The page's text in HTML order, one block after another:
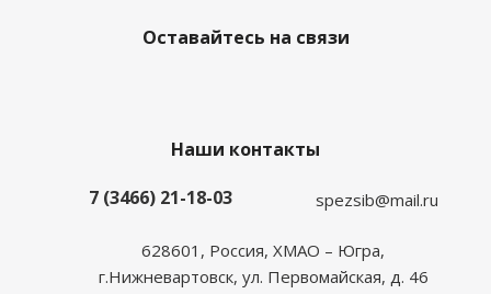
Оставайтесь на связи
Наши контакты
7 (3466) 21-18-03
spezsib@mail.ru
628601, Россия, ХМАО – Югра,
г.Нижневартовск, ул. Первомайская, д. 46